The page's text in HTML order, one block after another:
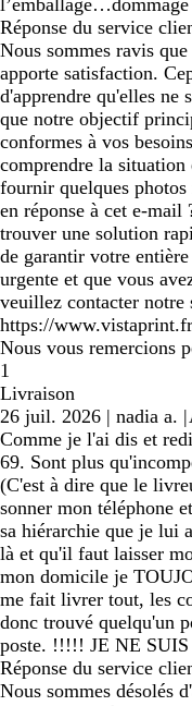
l’emballage…dommage
Réponse du service
Nous sommes ravis
apporte satisfaction.
d'apprendre qu'elles ne
que notre objectif
conformes à vos
comprendre la situation
fournir quelques
en réponse à cet e-
trouver une solution
de garantir votre
urgente et que vous
veuillez contacter
https://
Nous vous remercions
1
Livraison
26 juil. 2026 | nadia a. |
Comme je l'ai dis et
69. Sont plus
(C'est à dire que le
sonner mon téléphone
sa hiérarchie que je lui
là et qu'il faut laisser
mon domicile je
me fait livrer tout, les
donc trouvé quelqu'un
poste. !!!!! JE NE
Réponse du service
Nous sommes désolés